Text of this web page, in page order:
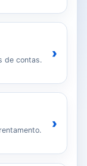
de contas. ›
›